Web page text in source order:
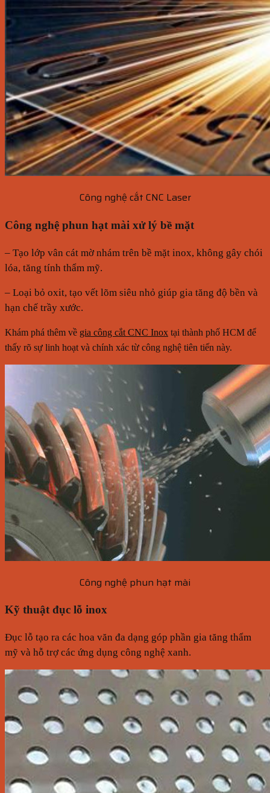
Công nghệ cắt CNC Laser
Công nghệ phun hạt mài xử lý bề mặt
– Tạo lớp vân cát mờ nhám trên bề mặt inox, không gây chói
lóa, tăng tính thẩm mỹ.
– Loại bỏ oxit, tạo vết lõm siêu nhỏ giúp gia tăng độ bền và
hạn chế trầy xước.
Khám phá thêm về gia công cắt CNC Inox tại thành phố HCM để
thấy rõ sự linh hoạt và chính xác từ công nghệ tiên tiến này.
Công nghệ phun hạt mài
Kỹ thuật đục lỗ inox
Đục lỗ tạo ra các hoa văn đa dạng góp phần gia tăng thẩm
mỹ và hỗ trợ các ứng dụng công nghệ xanh.